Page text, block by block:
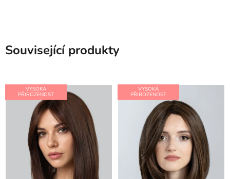
Související produkty
VYSOKÁ
PŘIROZENOST
VYSOKÁ
PŘIROZENOST